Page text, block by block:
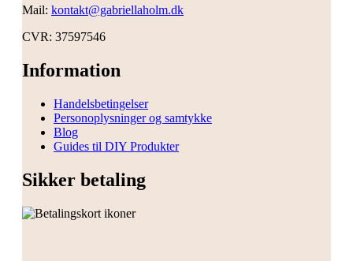
Mail: kontakt@gabriellaholm.dk
CVR: 37597546
Information
Handelsbetingelser
Personoplysninger og samtykke
Blog
Guides til DIY Produkter
Sikker betaling